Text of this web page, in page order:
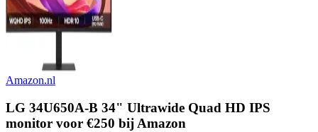
Amazon.nl
LG 34U650A-B 34" Ultrawide Quad HD IPS
monitor voor €250 bij Amazon